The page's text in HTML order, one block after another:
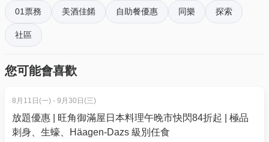
《極速回本餐— 60分鐘自助餐》
價錢：$564/4位 | 原價$752 | 人均$141
價錢：$744/4位 | 原價$992 | 人均$186
星期一至五下午茶時段：14:00-17:00
《悠閒雙小時— 120分鐘自助餐》
價錢：$744/4位 | 原價$992 | 人均$186
有電子門票附件(PDF)。
4. 我預訂了活動，但還沒收到確認電郵，該怎樣辦？
01space@hk01.com 與我們聯絡。
5. 下單後，我可以修改訂單或申請退款嗎？
訂單確認後，不設修改及退款，如需更多協助，請電
郵到 01space@hk01.com。
01票務 美酒佳餚 自助餐優惠 同樂 探索
社區
您可能會喜歡
8月11日(一) - 9月30日(三)
放題優惠 | 旺角御滿屋日本料理午晚市快閃84折起 | 極品
刺身、生蠔、Häagen-Dazs 級別任食